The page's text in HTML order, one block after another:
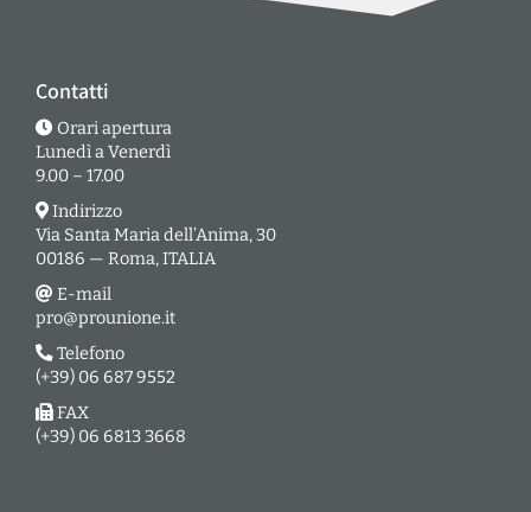
Contatti
Orari apertura
Lunedì a Venerdì
9.00 – 17.00
Indirizzo
Via Santa Maria dell’Anima, 30
00186 — Roma, ITALIA
E-mail
pro@prounione.it
Telefono
(+39) 06 687 9552
FAX
(+39) 06 6813 3668